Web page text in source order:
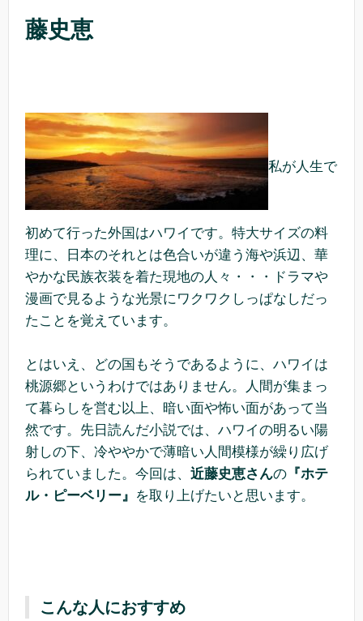
藤史恵
私が人生で
初めて行った外国はハワイです。特大サイズの料
理に、日本のそれとは色合いが違う海や浜辺、華
やかな民族衣装を着た現地の人々・・・ドラマや
漫画で見るような光景にワクワクしっぱなしだっ
たことを覚えています。
とはいえ、どの国もそうであるように、ハワイは
桃源郷というわけではありません。人間が集まっ
て暮らしを営む以上、暗い面や怖い面があって当
然です。先日読んだ小説では、ハワイの明るい陽
射しの下、冷ややかで薄暗い人間模様が繰り広げ
られていました。今回は、 近藤史恵さんの 『ホテ
ル・ピーベリー』 を取り上げたいと思います。
こんな人におすすめ